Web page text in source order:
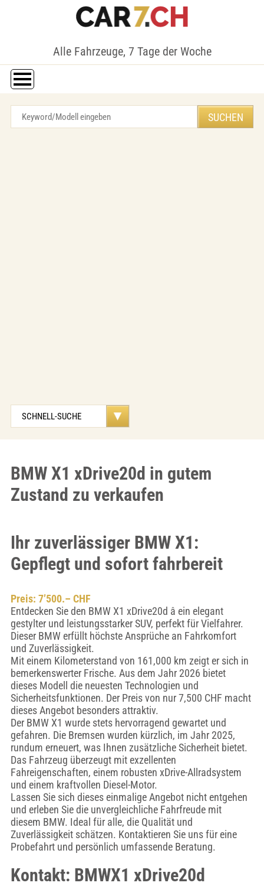
Alle Fahrzeuge, 7 Tage der Woche
BMW X1 xDrive20d in gutem
Zustand zu verkaufen
Ihr zuverlässiger BMW X1:
Gepflegt und sofort fahrbereit
Preis: 7’500.– CHF
Entdecken Sie den BMW X1 xDrive20d â ein elegant
gestylter und leistungsstarker SUV, perfekt für Vielfahrer.
Dieser BMW erfüllt höchste Ansprüche an Fahrkomfort
und Zuverlässigkeit.
Mit einem Kilometerstand von 161,000 km zeigt er sich in
bemerkenswerter Frische. Aus dem Jahr 2026 bietet
dieses Modell die neuesten Technologien und
Sicherheitsfunktionen. Der Preis von nur 7,500 CHF macht
dieses Angebot besonders attraktiv.
Der BMW X1 wurde stets hervorragend gewartet und
gefahren. Die Bremsen wurden kürzlich, im Jahr 2025,
rundum erneuert, was Ihnen zusätzliche Sicherheit bietet.
Das Fahrzeug überzeugt mit exzellenten
Fahreigenschaften, einem robusten xDrive-Allradsystem
und einem kraftvollen Diesel-Motor.
Lassen Sie sich dieses einmalige Angebot nicht entgehen
und erleben Sie die unvergleichliche Fahrfreude mit
diesem BMW. Ideal für alle, die Qualität und
Zuverlässigkeit schätzen. Kontaktieren Sie uns für eine
Probefahrt und persönlich umfassende Beratung.
Kontakt: BMWX1 xDrive20d